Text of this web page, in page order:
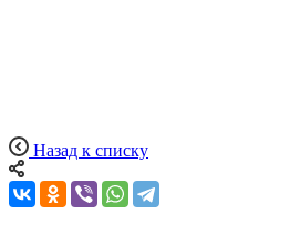
Назад к списку